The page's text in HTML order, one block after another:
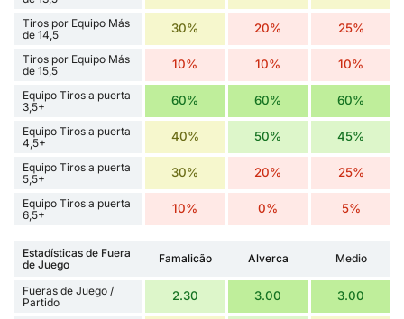
Tiros por Equipo Más
de 14,5
30% 20% 25%
Tiros por Equipo Más
de 15,5
10% 10% 10%
Equipo Tiros a puerta
3,5+
60% 60% 60%
Equipo Tiros a puerta
4,5+
40% 50% 45%
Equipo Tiros a puerta
5,5+
30% 20% 25%
Equipo Tiros a puerta
6,5+
10% 0% 5%
Estadísticas de Fuera
de Juego
Famalicão Alverca Medio
Fueras de Juego /
Partido
2.30 3.00 3.00